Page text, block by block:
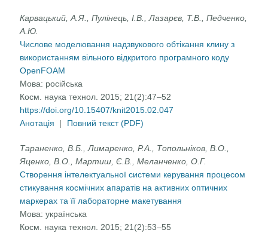
Карвацький, А.Я., Пулінець, І.В., Лазарєв, Т.В., Педченко,
А.Ю.
Числове моделювання надзвукового обтікання клину з
використанням вільного відкритого програмного коду
OpenFOAM
Мова: російська
Косм. наука технол. 2015; 21(2):47–52
https://doi.org/10.15407/knit2015.02.047
Анотація
| Повний текст (PDF)
Тараненко, В.Б., Лимаренко, Р.А., Топольніков, В.О.,
Яценко, В.О., Мартиш, Є.В., Меланченко, О.Г.
Створення інтелектуальної системи керування процесом
стикування космічних апаратів на активних оптичних
маркерах та її лабораторне макетування
Мова:українська
Косм. наука технол. 2015; 21(2):53–55